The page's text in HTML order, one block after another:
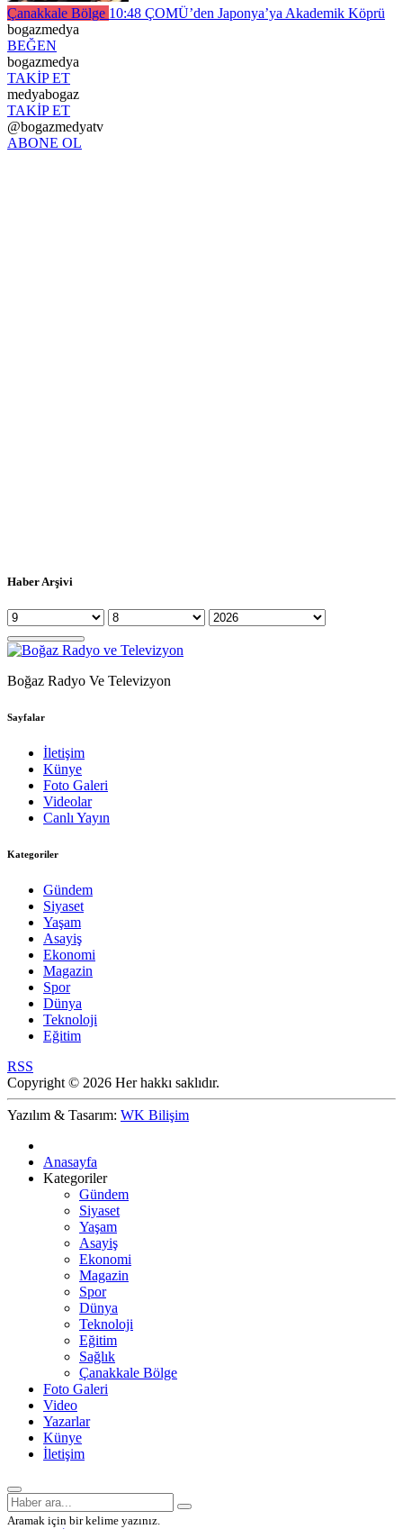
Çanakkale Bölge 10:48 ÇOMÜ’den Japonya’ya Akademik Köprü
bogazmedya
BEĞEN
bogazmedya
TAKİP ET
medyabogaz
TAKİP ET
@bogazmedyatv
ABONE OL
Haber Arşivi
Boğaz Radyo Ve Televizyon
Sayfalar
İletişim
Künye
Foto Galeri
Videolar
Canlı Yayın
Kategoriler
Gündem
Siyaset
Yaşam
Asayiş
Ekonomi
Magazin
Spor
Dünya
Teknoloji
Eğitim
RSS
Copyright © 2026 Her hakkı saklıdır.
Yazılım & Tasarım: WK Bilişim
Anasayfa
Kategoriler
Gündem
Siyaset
Yaşam
Asayiş
Ekonomi
Magazin
Spor
Dünya
Teknoloji
Eğitim
Sağlık
Çanakkale Bölge
Foto Galeri
Video
Yazarlar
Künye
İletişim
Aramak için bir kelime yazınız.